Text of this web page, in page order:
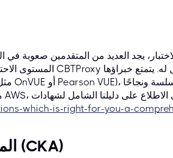
يجد العديد من المتقدمين صعوبة
which-is-right-for-you-a-
2. شهادة مدير Kubernetes المعتمد (CKA)